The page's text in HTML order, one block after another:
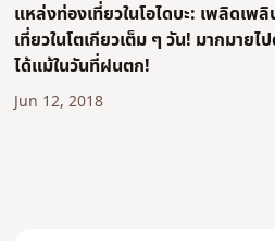
แหล่งท่องเที่ยวในโอไดบะ: เพลิดเพ
เที่ยวในโตเกียวเต็ม ๆ วัน! มากมาย
ได้แม้ในวันที่ฝนตก!
Jun 12, 2018